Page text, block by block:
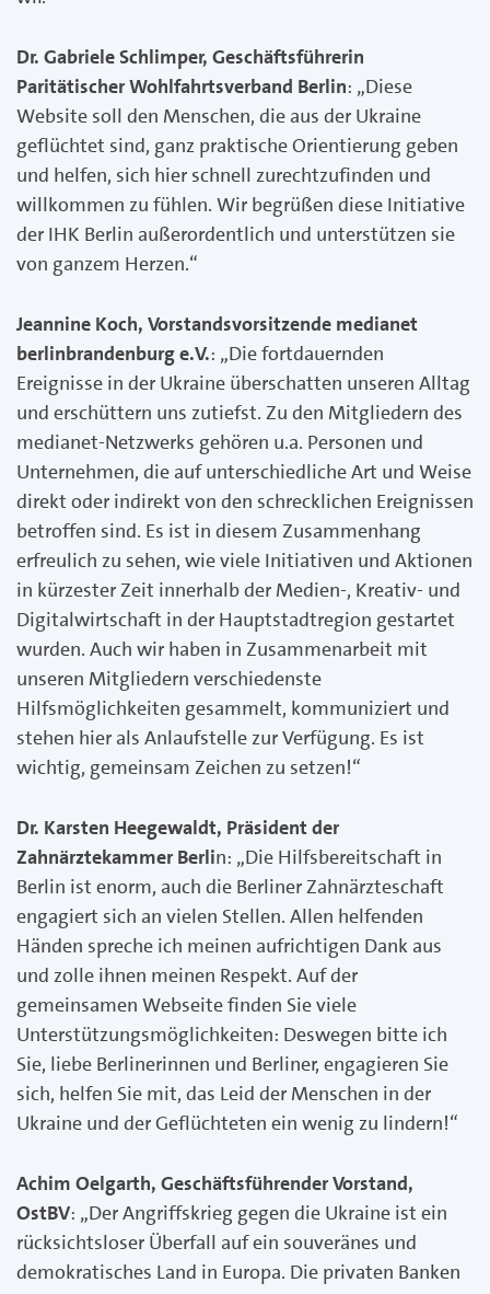
Dr. Gabriele Schlimper, Geschäftsführerin
Paritätischer Wohlfahrtsverband Berlin: „Diese
Website soll den Menschen, die aus der Ukraine
geflüchtet sind, ganz praktische Orientierung geben
und helfen, sich hier schnell zurechtzufinden und
willkommen zu fühlen. Wir begrüßen diese Initiative
der IHK Berlin außerordentlich und unterstützen sie
von ganzem Herzen.“
Jeannine Koch, Vorstandsvorsitzende medianet
berlinbrandenburg e.V.: „Die fortdauernden
Ereignisse in der Ukraine überschatten unseren Alltag
und erschüttern uns zutiefst. Zu den Mitgliedern des
medianet-Netzwerks gehören u.a. Personen und
Unternehmen, die auf unterschiedliche Art und Weise
direkt oder indirekt von den schrecklichen Ereignissen
betroffen sind. Es ist in diesem Zusammenhang
erfreulich zu sehen, wie viele Initiativen und Aktionen
in kürzester Zeit innerhalb der Medien-, Kreativ- und
Digitalwirtschaft in der Hauptstadtregion gestartet
wurden. Auch wir haben in Zusammenarbeit mit
unseren Mitgliedern verschiedenste
Hilfsmöglichkeiten gesammelt, kommuniziert und
stehen hier als Anlaufstelle zur Verfügung. Es ist
wichtig, gemeinsam Zeichen zu setzen!“
Dr. Karsten Heegewaldt, Präsident der
Zahnärztekammer Berlin: „Die Hilfsbereitschaft in
Berlin ist enorm, auch die Berliner Zahnärzteschaft
engagiert sich an vielen Stellen. Allen helfenden
Händen spreche ich meinen aufrichtigen Dank aus
und zolle ihnen meinen Respekt. Auf der
gemeinsamen Webseite finden Sie viele
Unterstützungsmöglichkeiten: Deswegen bitte ich
Sie, liebe Berlinerinnen und Berliner, engagieren Sie
sich, helfen Sie mit, das Leid der Menschen in der
Ukraine und der Geflüchteten ein wenig zu lindern!“
Achim Oelgarth, Geschäftsführender Vorstand,
OstBV: „Der Angriffskrieg gegen die Ukraine ist ein
rücksichtsloser Überfall auf ein souveränes und
demokratisches Land in Europa. Die privaten Banken